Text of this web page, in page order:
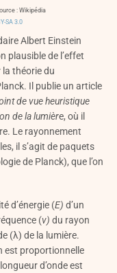
: Wikipédia
SA 3.0
Albert Einstein
plausible de l’effet
la théorie du
Il publie un article
de vue heuristique
de la lumière, où il
Le rayonnement
il s’agit de paquets
de Planck), que l’on
d’énergie (E) d’un
(v) du rayon
(λ) de la lumière.
est proportionnelle
d’onde est